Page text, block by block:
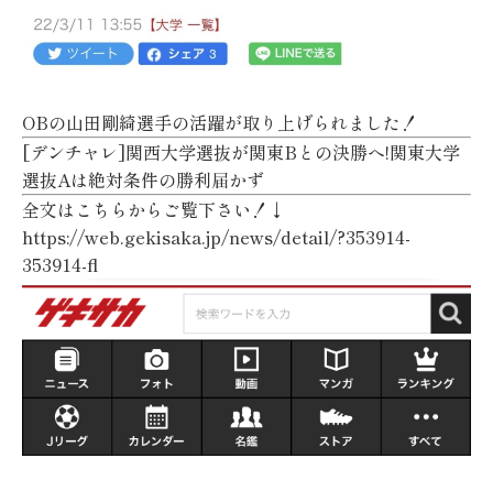
OBの山田剛綺選手の活躍が取り上げられました！
[デンチャレ]関西大学選抜が関東Bとの決勝へ!関東大学
選抜Aは絶対条件の勝利届かず
全文はこちらからご覧下さい！↓
https://web.gekisaka.jp/news/detail/?353914-
353914-fl